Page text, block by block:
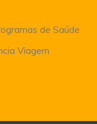
de Saúde
Viagem